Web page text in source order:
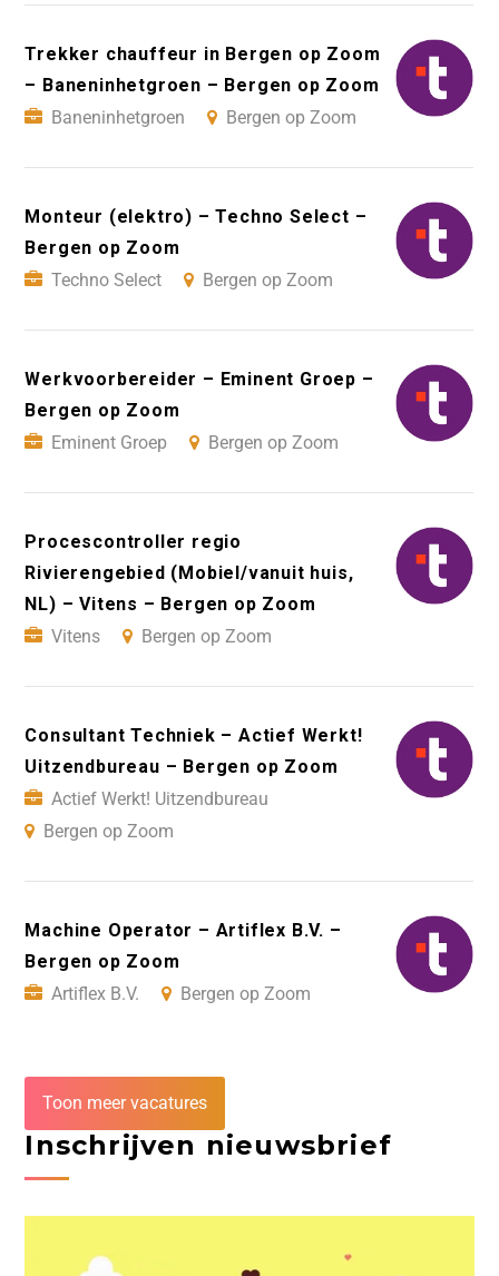
Trekker chauffeur in Bergen op Zoom
– Baneninhetgroen – Bergen op Zoom
Baneninhetgroen
Bergen op Zoom
Monteur (elektro) – Techno Select –
Bergen op Zoom
Techno Select
Bergen op Zoom
Werkvoorbereider – Eminent Groep –
Bergen op Zoom
Eminent Groep
Bergen op Zoom
Procescontroller regio
Rivierengebied (Mobiel/vanuit huis,
NL) – Vitens – Bergen op Zoom
Vitens
Bergen op Zoom
Consultant Techniek – Actief Werkt!
Uitzendbureau – Bergen op Zoom
Actief Werkt! Uitzendbureau
Bergen op Zoom
Machine Operator – Artiflex B.V. –
Bergen op Zoom
Artiflex B.V.
Bergen op Zoom
Toon meer vacatures
Inschrijven nieuwsbrief